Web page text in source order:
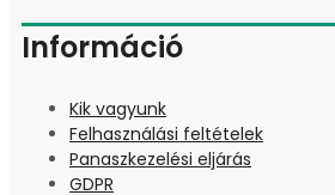
Információ
Kik vagyunk
Felhasználási feltételek
Panaszkezelési eljárás
GDPR